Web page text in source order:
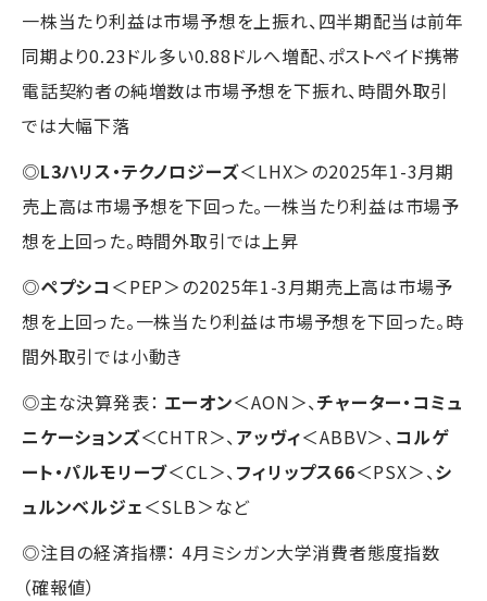
一株当たり利益は市場予想を上振れ、四半期配当は前年
同期より0.23ドル多い0.88ドルへ増配、ポストペイド携帯
電話契約者の純増数は市場予想を下振れ、時間外取引
では大幅下落
◎L3ハリス・テクノロジーズ＜LHX＞の2025年1-3月期
売上高は市場予想を下回った。一株当たり利益は市場予
想を上回った。時間外取引では上昇
◎ペプシコ ＜PEP＞の2025年1-3月期売上高は市場予
想を上回った。一株当たり利益は市場予想を下回った。時
間外取引では小動き
◎主な決算発表： エーオン＜AON＞、チャーター・コミュ
ニケーションズ＜CHTR＞、アッヴィ＜ABBV＞、 コルゲ
ート・パルモリーブ＜CL＞、フィリップス66＜PSX＞、シ
ュルンベルジェ＜SLB＞など
◎注目の経済指標： 4月ミシガン大学消費者態度指数
（確報値）